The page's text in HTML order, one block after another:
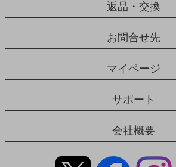
返品・交換
お問合せ先
マイページ
サポート
会社概要